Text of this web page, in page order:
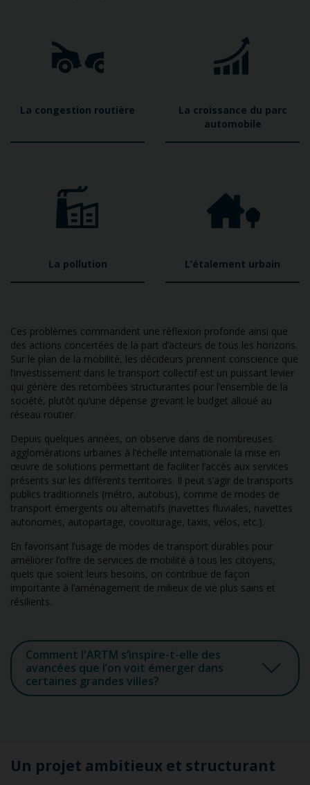
La congestion routière
La croissance du parc
automobile
La pollution L’étalement urbain
Ces problèmes commandent une réflexion profonde ainsi que
des actions concertées de la part d’acteurs de tous les horizons.
Sur le plan de la mobilité, les décideurs prennent conscience que
l’investissement dans le transport collectif est un puissant levier
qui génère des retombées structurantes pour l’ensemble de la
société, plutôt qu’une dépense grevant le budget alloué au
réseau routier.
Depuis quelques années, on observe dans de nombreuses
agglomérations urbaines à l’échelle internationale la mise en
œuvre de solutions permettant de faciliter l’accès aux services
présents sur les différents territoires. Il peut s’agir de transports
publics traditionnels (métro, autobus), comme de modes de
transport émergents ou alternatifs (navettes fluviales, navettes
autonomes, autopartage, covoiturage, taxis, vélos, etc.).
En favorisant l’usage de modes de transport durables pour
améliorer l’offre de services de mobilité à tous les citoyens,
quels que soient leurs besoins, on contribue de façon
importante à l’aménagement de milieux de vie plus sains et
résilients.
Comment l'ARTM s’inspire-t-elle des
avancées que l’on voit émerger dans
certaines grandes villes?
Un projet ambitieux et structurant